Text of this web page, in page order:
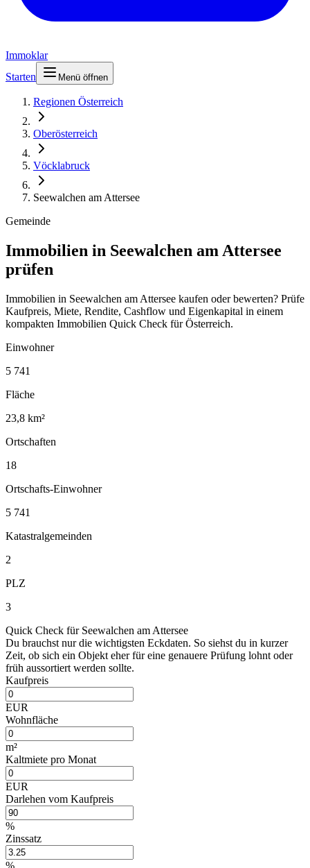
Immoklar
Starten
Menü öffnen
Regionen Österreich
Oberösterreich
Vöcklabruck
Seewalchen am Attersee
Gemeinde
Immobilien in Seewalchen am Attersee
prüfen
Immobilien in Seewalchen am Attersee kaufen oder bewerten? Prüfe
Kaufpreis, Miete, Rendite, Cashflow und Eigenkapital in einem
kompakten Immobilien Quick Check für Österreich.
Einwohner
5 741
Fläche
23,8 km²
Ortschaften
18
Ortschafts-Einwohner
5 741
Katastralgemeinden
2
PLZ
3
Quick Check für Seewalchen am Attersee
Du brauchst nur die wichtigsten Eckdaten. So siehst du in kurzer
Zeit, ob sich ein Objekt eher für eine genauere Prüfung lohnt oder
früh aussortiert werden sollte.
Kaufpreis
EUR
Wohnfläche
m²
Kaltmiete pro Monat
EUR
Darlehen vom Kaufpreis
%
Zinssatz
%